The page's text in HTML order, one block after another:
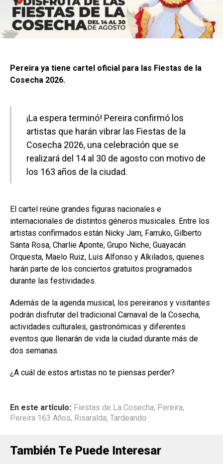
Pereira ya tiene cartel oficial para las Fiestas de la
Cosecha 2026.
¡La espera terminó! Pereira confirmó los
artistas que harán vibrar las Fiestas de la
Cosecha 2026, una celebración que se
realizará del 14 al 30 de agosto con motivo de
los 163 años de la ciudad.
El cartel reúne grandes figuras nacionales e
internacionales de distintos géneros musicales. Entre los
artistas confirmados están Nicky Jam, Farruko, Gilberto
Santa Rosa, Charlie Aponte, Grupo Niche, Guayacán
Orquesta, Maelo Ruiz, Luis Alfonso y Alkilados, quienes
harán parte de los conciertos gratuitos programados
durante las festividades.
Además de la agenda musical, los pereiranos y visitantes
podrán disfrutar del tradicional Carnaval de la Cosecha,
actividades culturales, gastronómicas y diferentes
eventos que llenarán de vida la ciudad durante más de
dos semanas.
¿A cuál de estos artistas no te piensas perder?
En este artículo: Fiestas de La Cosecha, Pereira,
Pereira 163 Años, Risaralda, Tardeando
También Te Puede Interesar